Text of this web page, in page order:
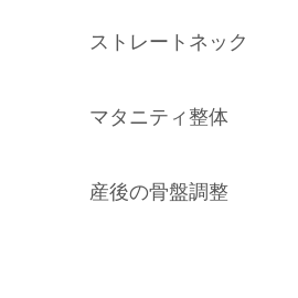
ストレートネック
マタニティ整体
産後の骨盤調整